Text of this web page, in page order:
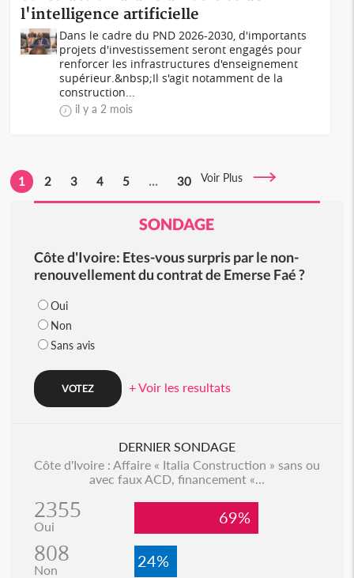
l'intelligence artificielle
Dans le cadre du PND 2026-2030, d'importants
projets d'investissement seront engagés pour
renforcer les infrastructures d'enseignement
supérieur.&nbsp;Il s'agit notamment de la
construction...
il y a 2 mois
1 2 3 4 5 ... 30 Voir Plus
SONDAGE
Côte d'Ivoire: Etes-vous surpris par le non-
renouvellement du contrat de Emerse Faé ?
Oui
Non
Sans avis
+ Voir les resultats
DERNIER SONDAGE
Côte d'Ivoire : Affaire « Italia Construction » sans ou
avec faux ACD, financement «...
2355
Oui 69%
808
Non 24%